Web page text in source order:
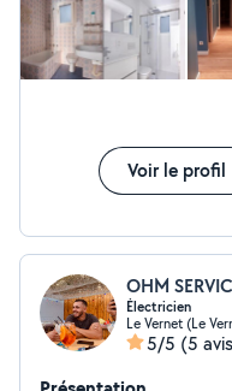
Voir le profil
OHM
Électricien
Le Vernet (Le
5/5 (5